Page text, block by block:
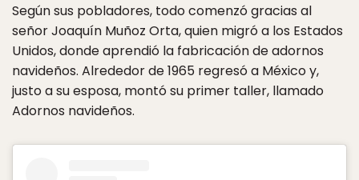
Según sus pobladores, todo comenzó gracias al
señor Joaquín Muñoz Orta, quien migró a los Estados
Unidos, donde aprendió la fabricación de adornos
navideños. Alrededor de 1965 regresó a México y,
justo a su esposa, montó su primer taller, llamado
Adornos navideños.